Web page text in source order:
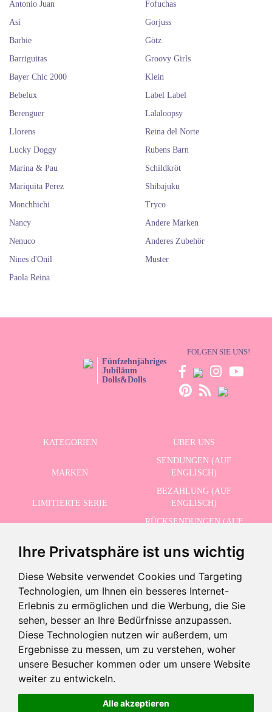
Ihre Privatsphäre ist uns wichtig
Diese Website verwendet Cookies und Targeting
Technologien, um Ihnen ein besseres Internet-
Erlebnis zu ermöglichen und die Werbung, die Sie
sehen, besser an Ihre Bedürfnisse anzupassen.
Diese Technologien nutzen wir außerdem, um
Ergebnisse zu messen, um zu verstehen, woher
unsere Besucher kommen oder um unsere Website
weiter zu entwickeln.
Alle akzeptieren
43,95 € +
-
Antonio Juan
Así
Barbie
Barriguitas
Bayer Chic 2000
Bebelux
Berenguer
Fofuchas
Gorjuss
Götz
Groovy Girls
Klein
Label Label
Lalaloopsy
Llorens
Lucky Doggy
Marina & Pau
Mariquita Perez
Monchhichi
Nancy
Nenuco
Nines d'Onil
Paola Reina
Reina del Norte
Rubens Barn
Schildkröt
Shibajuku
Tryco
Andere Marken
Anderes Zubehör
Muster
Fünfzehnjähriges
Jubiläum
Dolls&Dolls
FOLGEN SIE UNS!
KATEGORIEN ÜBER UNS
MARKEN
SENDUNGEN (AUF
ENGLISCH)
LIMITIERTE SERIE
BEZAHLUNG (AUF
ENGLISCH)
RÜCKSENDUNGEN (AUF
SCHLUSSVERKAUF
KONTAKT
ERHALTEN SIE UNSERE NEUESTEN NACHRICHTEN AUF ENGLISCH
Ich akzeptiere die Datenschutzbestimmungen